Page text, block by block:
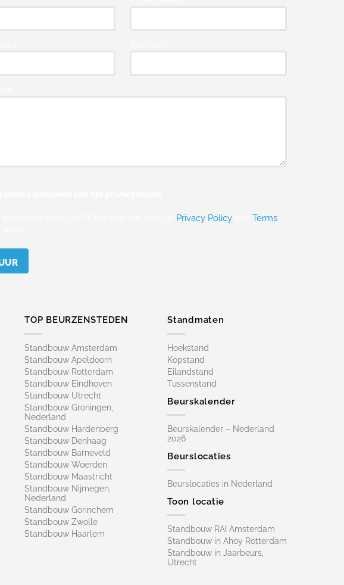
Privacy Policy
Terms
TOP BEURZENSTEDEN
Standbouw Amsterdam
Standbouw Apeldoorn
Standbouw Rotterdam
Standbouw Eindhoven
Standbouw Utrecht
Standbouw Groningen,
Nederland
Standbouw Hardenberg
Standbouw Denhaag
Standbouw Barneveld
Standbouw Woerden
Standbouw Maastricht
Standbouw Nijmegen,
Nederland
Standbouw Gorinchem
Standbouw Zwolle
Standbouw Haarlem
Standmaten
Hoekstand
Kopstand
Eilandstand
Tussenstand
Beurskalender
Beurskalender – Nederland
2026
Beurslocaties
Beurslocaties in Nederland
Toon locatie
Standbouw RAI Amsterdam
Standbouw in Ahoy Rotterdam
Standbouw in Jaarbeurs,
Utrecht